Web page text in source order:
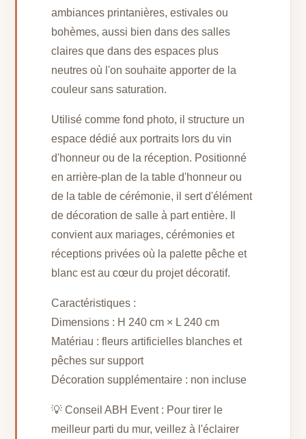
ambiances printanières, estivales ou
bohèmes, aussi bien dans des salles
claires que dans des espaces plus
neutres où l'on souhaite apporter de la
couleur sans saturation.
Utilisé comme fond photo, il structure un
espace dédié aux portraits lors du vin
d'honneur ou de la réception. Positionné
en arrière-plan de la table d'honneur ou
de la table de cérémonie, il sert d'élément
de décoration de salle à part entière. Il
convient aux mariages, cérémonies et
réceptions privées où la palette pêche et
blanc est au cœur du projet décoratif.
Caractéristiques :
Dimensions : H 240 cm × L 240 cm
Matériau : fleurs artificielles blanches et
pêches sur support
Décoration supplémentaire : non incluse
💡 Conseil ABH Event : Pour tirer le
meilleur parti du mur, veillez à l'éclairer